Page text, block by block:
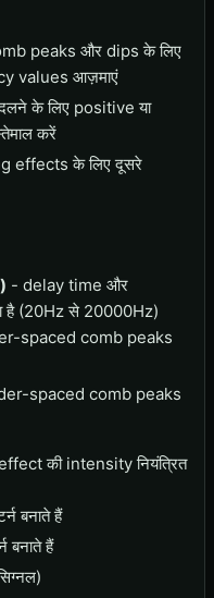
peaks और dips के लिए
values आज़माएं
के लिए positive या
करें
effects के लिए दूसरे
- delay time और
है (20Hz से 20000Hz)
spaced comb peaks
spaced comb peaks
की intensity नियंत्रित
बनाते हैं
बनाते हैं